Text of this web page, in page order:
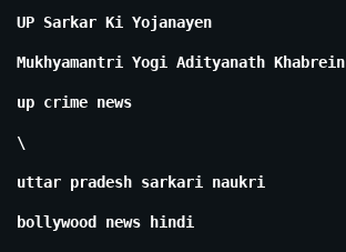
UP Sarkar Ki Yojanayen
Mukhyamantri Yogi Adityanath Khabrein
up crime news
\
uttar pradesh sarkari naukri
bollywood news hindi